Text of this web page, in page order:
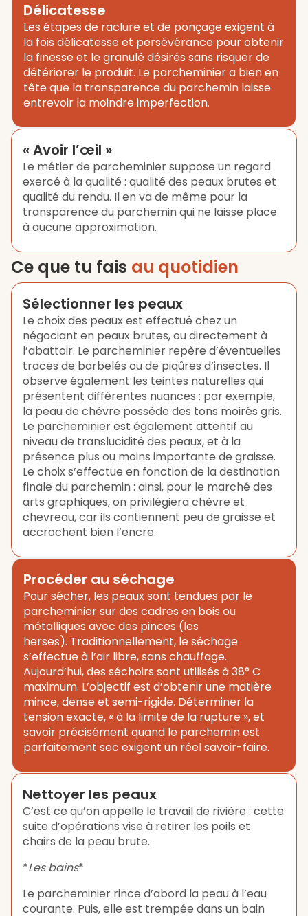
Délicatesse
Les étapes de raclure et de ponçage exigent à
la fois délicatesse et persévérance pour obtenir
la finesse et le granulé désirés sans risquer de
détériorer le produit. Le parcheminier a bien en
tête que la transparence du parchemin laisse
entrevoir la moindre imperfection.
« Avoir l’œil »
Le métier de parcheminier suppose un regard
exercé à la qualité : qualité des peaux brutes et
qualité du rendu. Il en va de même pour la
transparence du parchemin qui ne laisse place
à aucune approximation.
Ce que tu fais au quotidien
Sélectionner les peaux
Le choix des peaux est effectué chez un
négociant en peaux brutes, ou directement à
l’abattoir. Le parcheminier repère d’éventuelles
traces de barbelés ou de piqûres d’insectes. Il
observe également les teintes naturelles qui
présentent différentes nuances : par exemple,
la peau de chèvre possède des tons moirés gris.
Le parcheminier est également attentif au
niveau de translucidité des peaux, et à la
présence plus ou moins importante de graisse.
Le choix s’effectue en fonction de la destination
finale du parchemin : ainsi, pour le marché des
arts graphiques, on privilégiera chèvre et
chevreau, car ils contiennent peu de graisse et
accrochent bien l’encre.
Procéder au séchage
Pour sécher, les peaux sont tendues par le
parcheminier sur des cadres en bois ou
métalliques avec des pinces (les
herses). Traditionnellement, le séchage
s’effectue à l’air libre, sans chauffage.
Aujourd’hui, des séchoirs sont utilisés à 38° C
maximum. L’objectif est d’obtenir une matière
mince, dense et semi-rigide. Déterminer la
tension exacte, « à la limite de la rupture », et
savoir précisément quand le parchemin est
parfaitement sec exigent un réel savoir-faire.
Nettoyer les peaux
C’est ce qu’on appelle le travail de rivière : cette
suite d’opérations vise à retirer les poils et
chairs de la peau brute.
*Les bains*
Le parcheminier rince d’abord la peau à l’eau
courante. Puis, elle est trempée dans un bain